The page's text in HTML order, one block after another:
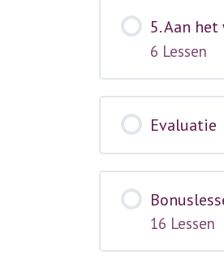
5. Aan
6 Lessen
Evaluatie
16 Lessen